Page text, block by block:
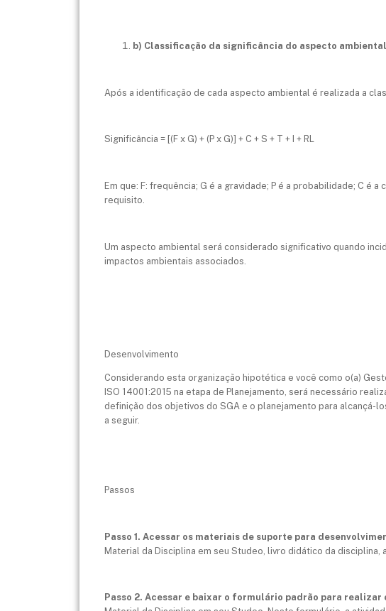
b) Classificação da significância do aspecto
Após a identificação de cada aspecto ambiental é realizada a
Significância = [(F x G) + (P x G)] + C + S + T + I + RL
Em que: F: frequência; G é a gravidade; P é a probabilidade; C é
requisito.
Um aspecto ambiental será considerado significativo quando
impactos ambientais associados.
Desenvolvimento
Considerando esta organização hipotética e você como o(a)
ISO 14001:2015 na etapa de Planejamento, será necessário
definição dos objetivos do SGA e o planejamento para alcançá-
a seguir.
Passos
Passo 1. Acessar os materiais de suporte para
Material da Disciplina em seu Studeo, livro didático da disciplina,
Passo 2. Acessar e baixar o formulário padrão para realizar